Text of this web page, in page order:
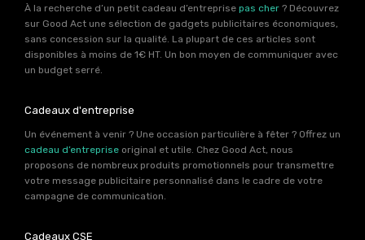
À la recherche d’un petit cadeau d’entreprise pas cher ? Découvrez
sur Good Act une sélection de gadgets publicitaires économiques,
sans concession sur la qualité. La plupart de ces articles sont
disponibles à moins de 1€ HT. Un bon moyen de communiquer avec
un budget serré.
Cadeaux d'entreprise
Un événement à venir ? Une occasion particulière à fêter ? Offrez un
cadeau d’entreprise original et utile. Chez Good Act, nous
proposons de nombreux produits promotionnels pour transmettre
votre message publicitaire personnalisé dans le cadre de votre
campagne de communication.
Cadeaux CSE